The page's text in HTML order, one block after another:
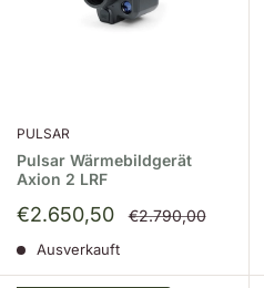
PULSAR
Pulsar Wärmebildgerät
Axion 2 LRF
Sonderpreis
€2.650,50 Normalpreis
€2.790,00
Ausverkauft